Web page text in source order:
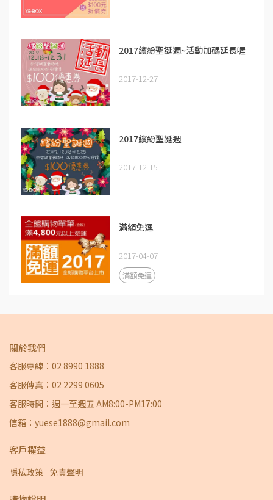
2017繽紛聖誕週~活動加碼延長喔
2017-12-27
2017繽紛聖誕週
2017-12-15
滿額免運
2017-04-07
滿額免運
關於我們
客服專線：02 8990 1888
客服傳真：02 2299 0605
客服時間：週一至週五 AM8:00-PM17:00
信箱：yuese1888@gmail.com
客戶權益
隱私政策 免責聲明